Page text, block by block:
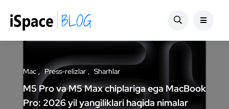
Mac Press-relizlar Sharhlar
M5 Pro va M5 Max chiplariga ega MacBook
Pro: 2026 yil yangiliklari haqida nimalar